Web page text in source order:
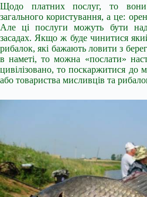
Щодо платних послуг, то
загального користування, а це:
Але ці послуги можуть бути
засадах. Якщо ж буде чинитися
рибалок, які бажають ловити з
в наметі, то можна «послати»
цивілізовано, то поскаржитися до
або товариства мисливців та